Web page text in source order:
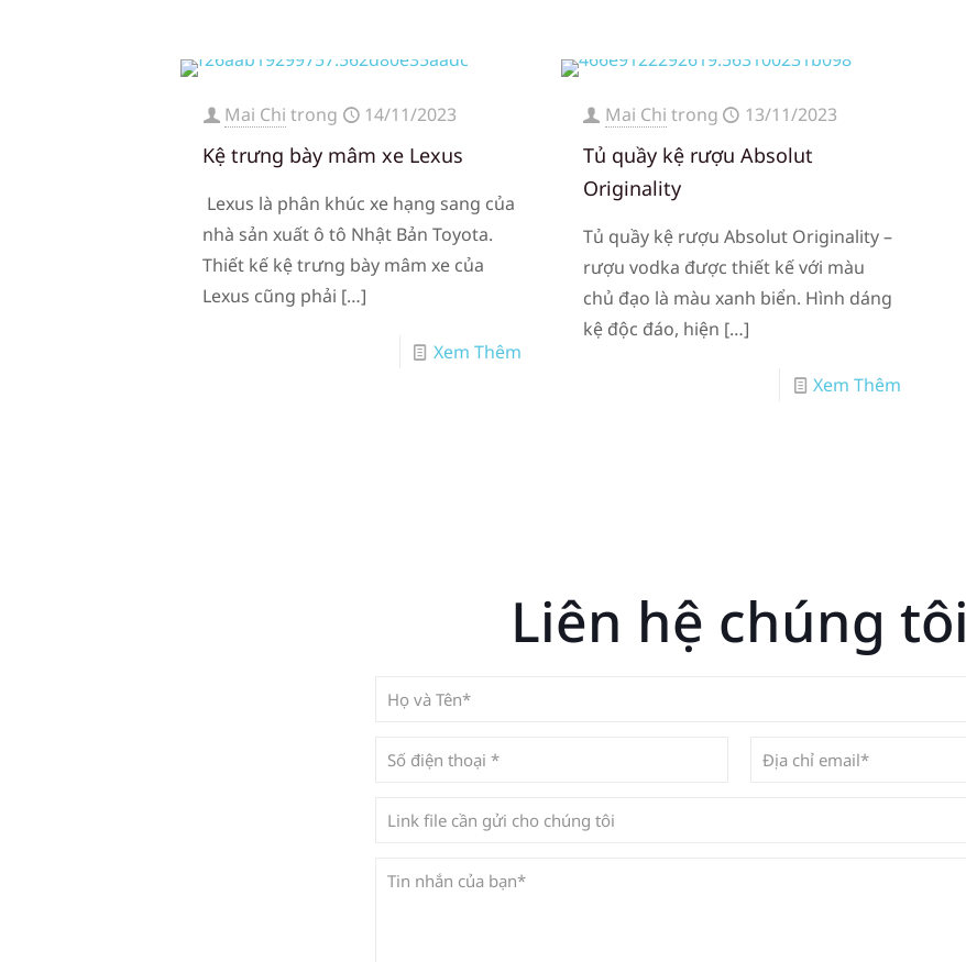
Mai Chi trong 14/11/2023
Kệ trưng bày mâm xe Lexus
Lexus là phân khúc xe hạng sang của
nhà sản xuất ô tô Nhật Bản Toyota.
Thiết kế kệ trưng bày mâm xe của
Lexus cũng phải […]
Xem Thêm
Mai Chi trong 13/11/2023
Tủ quầy kệ rượu Absolut
Originality
Tủ quầy kệ rượu Absolut Originality –
rượu vodka được thiết kế với màu
chủ đạo là màu xanh biển. Hình dáng
kệ độc đáo, hiện […]
Xem Thêm
Liên hệ chúng tôi